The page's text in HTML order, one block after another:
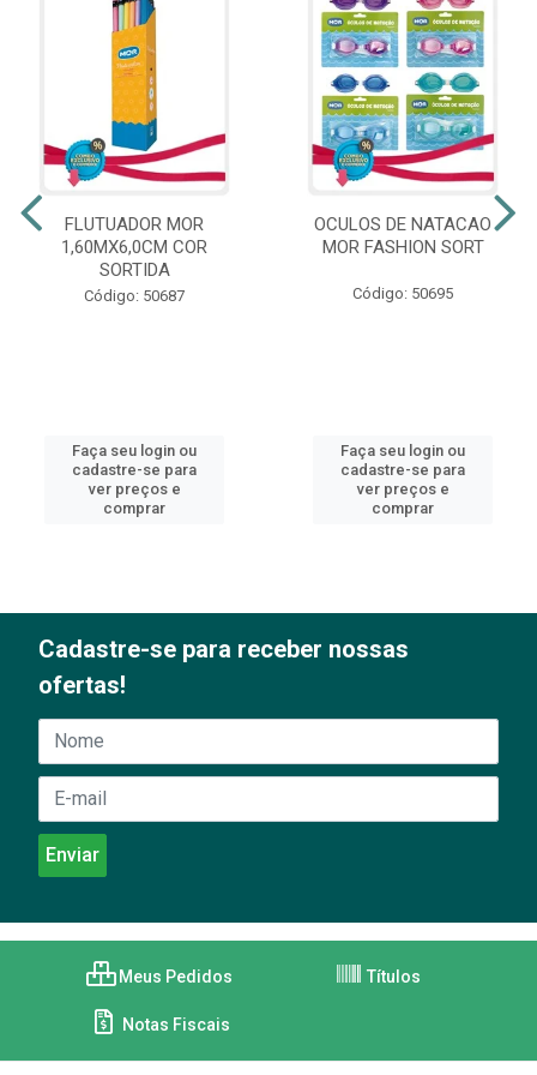
FLUTUADOR MOR
1,60MX6,0CM COR
SORTIDA
Código: 50687
Faça seu login ou
cadastre-se para
ver preços e
comprar
OCULOS DE NATACAO
MOR FASHION SORT
Código: 50695
Faça seu login ou
cadastre-se para
ver preços e
comprar
Cadastre-se para receber nossas
ofertas!
Meus Pedidos Títulos
Notas Fiscais